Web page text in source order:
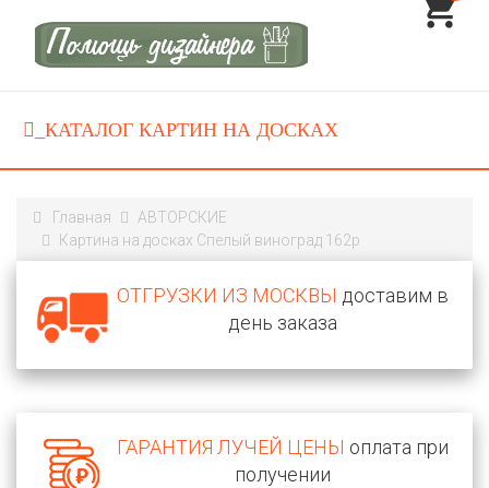
Главная
АВТОРСКИЕ
Картина на досках Спелый виноград 162p
ОТГРУЗКИ ИЗ МОСКВЫ доставим в
день заказа
ГАРАНТИЯ ЛУЧЕЙ ЦЕНЫ оплата при
получении